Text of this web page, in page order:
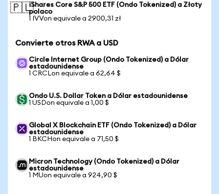
🇵🇱iShares Core S&P 500 ETF (Ondo Tokenized) a Złoty
polaco
1 IVVon equivale a 2900,31 zł
Convierte otros RWA a USD
Circle Internet Group (Ondo Tokenized) a Dólar
estadounidense
1 CRCLon equivale a 62,64 $
Ondo U.S. Dollar Token a Dólar estadounidense
1 USDon equivale a 1,00 $
Global X Blockchain ETF (Ondo Tokenized) a Dólar
estadounidense
1 BKCHon equivale a 71,50 $
Micron Technology (Ondo Tokenized) a Dólar
estadounidense
1 MUon equivale a 924,90 $